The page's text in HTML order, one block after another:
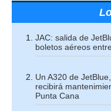
JAC: salida de
boletos aéreos
Un A320 de
recibirá
Punta Cana